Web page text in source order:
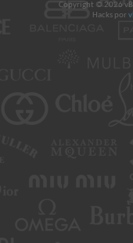
Copyright © 2026
Hacks por